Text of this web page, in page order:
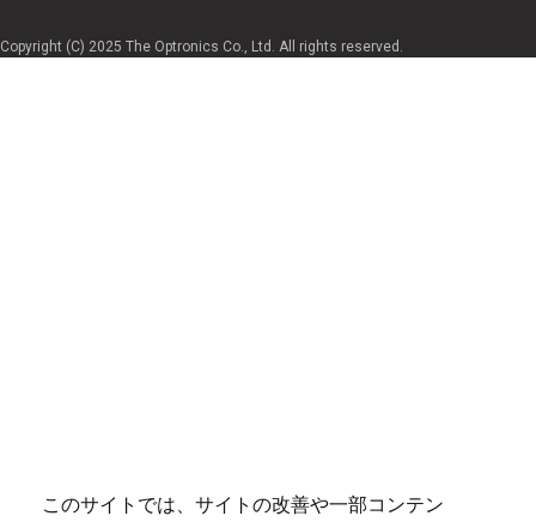
このサイトでは、サイトの改善や一部コンテン
Copyright (C) 2025 The Optronics Co., Ltd. All rights reserved.